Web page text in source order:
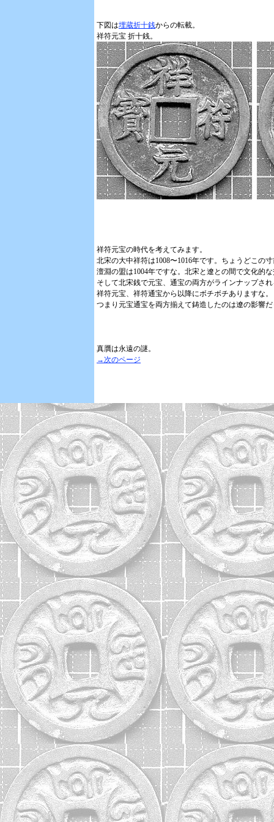
下図は埋蔵折十銭からの転載。
祥符元宝 折十銭。
祥符元宝の時代を考えてみます。
北宋の大中祥符は1008〜1016年です。ちょうどこの
澶淵の盟は1004年ですな。北宋と遼との間で文化的
そして北宋銭で元宝、通宝の両方がラインナップさ
祥符元宝、祥符通宝から以降にボチボチありますな。
つまり元宝通宝を両方揃えて鋳造したのは遼の影響
真贋は永遠の謎。
→次のページ